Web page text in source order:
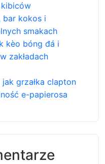
bar kokos i
smakach
kèo bóng đá i
zakładach
grzałka clapton
e-papierosa